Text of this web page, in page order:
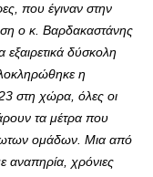
που έγιναν στην
ο κ. Βαρδακαστάνης
εξαιρετικά δύσκολη
η
στη χώρα, όλες οι
τα μέτρα που
ομάδων. Μια από
αναπηρία, χρόνιες